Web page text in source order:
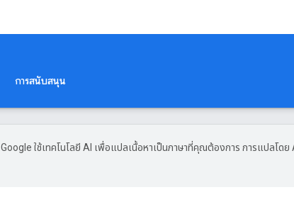
การสนับสนุน
Google ใช้เทคโนโลยี AI เพื่อแปลเนื้อหาเป็นภาษาที่คุณต้องการ การแปลโดย